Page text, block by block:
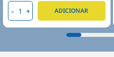
- + ADICIONAR